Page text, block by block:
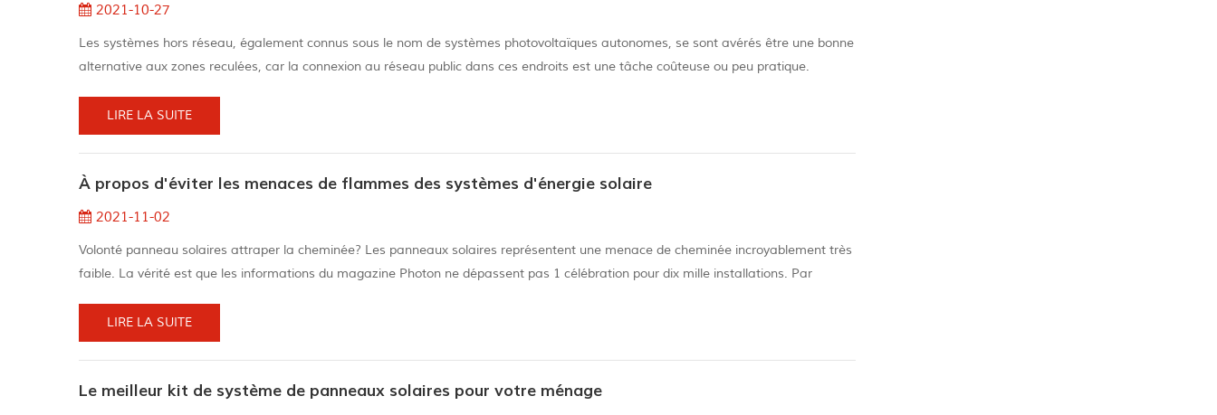
2021-10-27
Les systèmes hors réseau, également connus sous le nom de systèmes photovoltaïques autonomes, se sont avérés être une bonne
alternative aux zones reculées, car la connexion au réseau public dans ces endroits est une tâche coûteuse ou peu pratique.
d'enquête auprès des c...
LIRE LA SUITE
À propos d'éviter les menaces de flammes des systèmes d'énergie solaire
2021-11-02
Volonté panneau solaires attraper la cheminée? Les panneaux solaires représentent une menace de cheminée incroyablement très
faible. La vérité est que les informations du magazine Photon ne dépassent pas 1 célébration pour dix mille installations. Par
Lors de la fabricatio...
LIRE LA SUITE
Le meilleur kit de système de panneaux solaires pour votre ménage